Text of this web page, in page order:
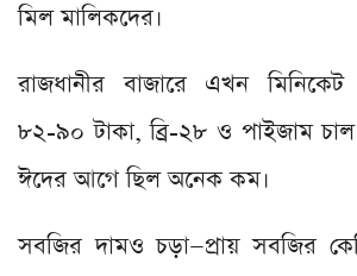
মিল মালিকদের।
রাজধানীর বাজারে এখন
৮২-৯০ টাকা, ব্রি-২৮ ও পাইজাম
ঈদের আগে ছিল অনেক কম।
সবজির দামও চড়া—প্রায় সবজির